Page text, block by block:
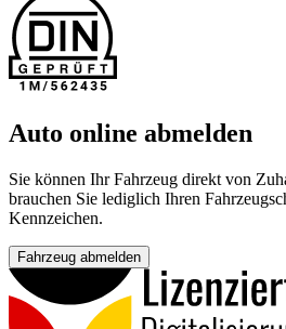
Auto online abmelden
Sie können Ihr Fahrzeug direkt von
brauchen Sie lediglich Ihren
Kennzeichen.
Fahrzeug abmelden